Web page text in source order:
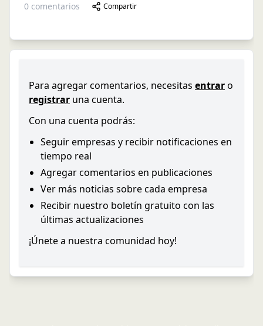
0 comentarios Compartir
Para agregar comentarios, necesitas entraro
registrar una cuenta.
Con una cuenta podrás:
Seguir empresas y recibir notificaciones en
tiempo real
Agregar comentarios en publicaciones
Ver más noticias sobre cada empresa
Recibir nuestro boletín gratuito con las
últimas actualizaciones
¡Únete a nuestra comunidad hoy!